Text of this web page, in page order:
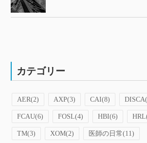
カテゴリー
AER(2) AXP(3) CAI(8) DISCA
FCAU(6) FOSL(4) HBI(6) HRL
TM(3) XOM(2) 医師の日常(11)